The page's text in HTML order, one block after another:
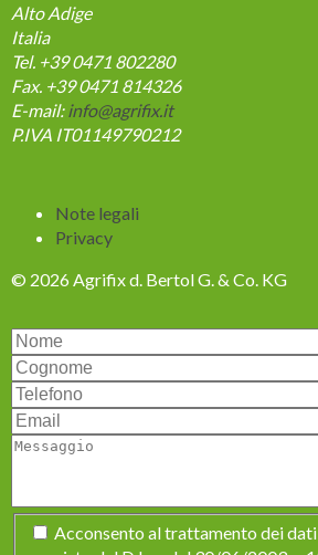
Alto Adige
Italia
Tel. +39 0471 802280
Fax. +39 0471 814326
E-mail:info@agrifix.it
P.IVA IT01149790212
navigazione
Note legali
Privacy
© 2026 Agrifix d. Bertol G. & Co. KG
Campo
Acconsento al trattamento dei